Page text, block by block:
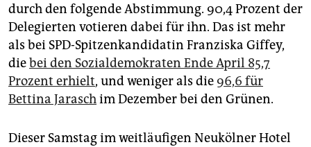
durch den folgende Abstimmung. 90,4 Prozent der
Delegierten votieren dabei für ihn. Das ist mehr
als bei SPD-Spitzenkandidatin Franziska Giffey,
diebei den Sozialdemokraten Ende April 85,7
Prozent erhielt, und weniger als die 96,6 für
Bettina Jaraschim Dezember bei den Grünen.
Dieser Samstag im weitläufigen Neukölner Hotel